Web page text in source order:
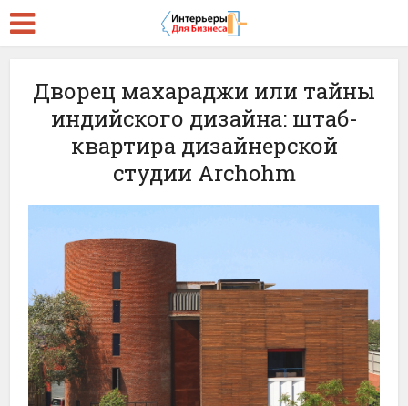
Дворец махараджи или тайны
индийского дизайна: штаб-
квартира дизайнерской
студии Archohm